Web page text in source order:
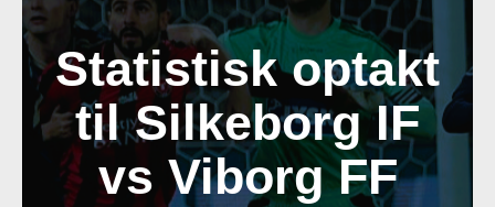
h
Statistisk optakt
til Silkeborg IF
vs Viborg FF